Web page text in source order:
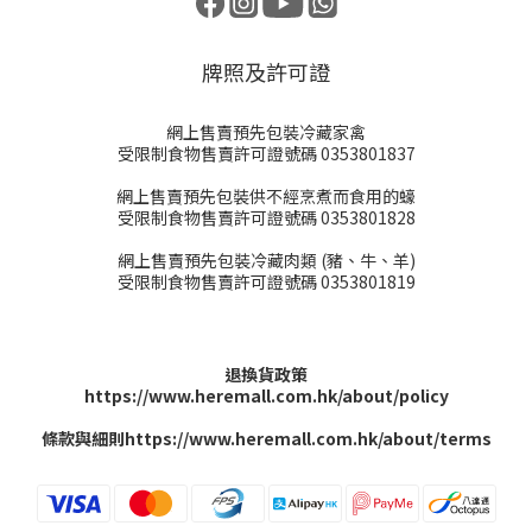
牌照及許可證
網上售賣預先包裝冷藏家禽
受限制食物售賣許可證號碼 0353801837
網上售賣預先包裝供不經烹煮而食用的蠔
受限制食物售賣許可證號碼 0353801828
網上售賣預先包裝冷藏肉類 (豬、牛、羊)
受限制食物售賣許可證號碼 0353801819
退換貨政策
https://www.heremall.com.hk/about/policy
條款與細則https://www.heremall.com.hk/about/terms